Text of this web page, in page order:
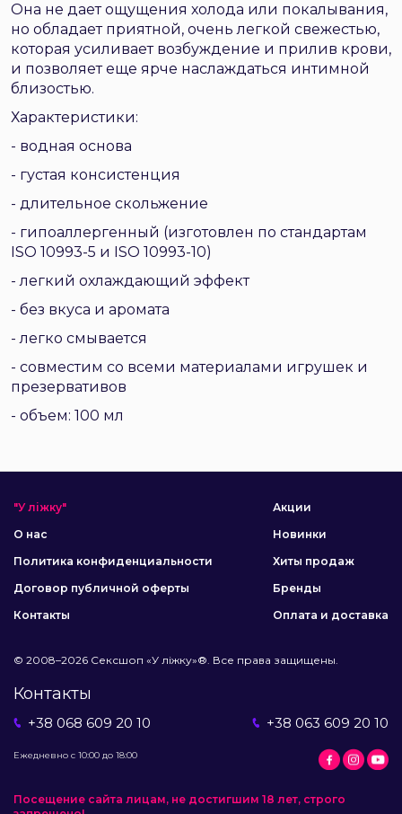
Она не дает ощущения холода или покалывания,
но обладает приятной, очень легкой свежестью,
которая усиливает возбуждение и прилив крови,
и позволяет еще ярче наслаждаться интимной
близостью.
Характеристики:
- водная основа
- густая консистенция
- длительное скольжение
- гипоаллергенный (изготовлен по стандартам
ISO 10993-5 и ISO 10993-10)
- легкий охлаждающий эффект
- без вкуса и аромата
- легко смывается
- совместим со всеми материалами игрушек и
презервативов
- объем: 100 мл
"У ліжку"
О нас
Политика конфиденциальности
Договор публичной оферты
Контакты
Акции
Новинки
Хиты продаж
Бренды
Оплата и доставка
© 2008–2026 Сексшоп «У ліжку»®. Все права защищены.
Контакты
+38 068 609 20 10 +38 063 609 20 10
Ежедневно с 10:00 до 18:00
Посещение сайта лицам, не достигшим 18 лет, строго